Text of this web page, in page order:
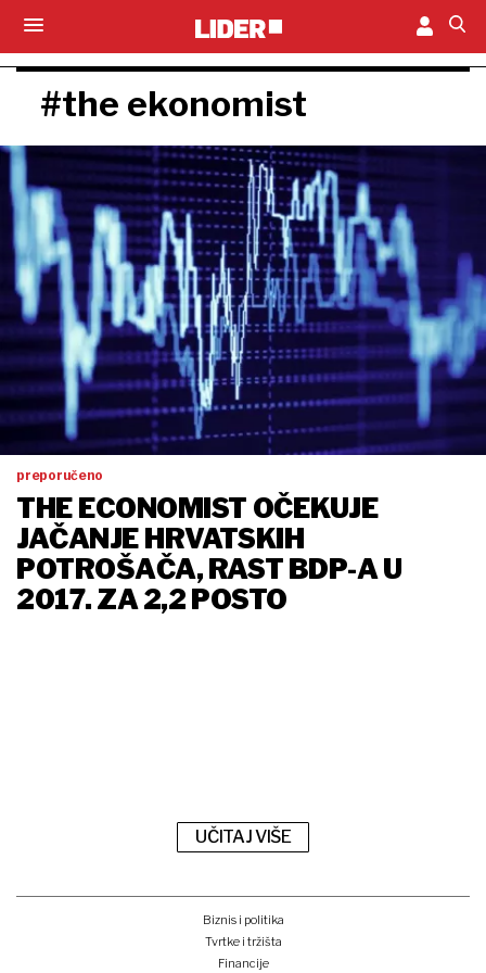
#the ekonomist
preporučeno
THE ECONOMIST OČEKUJE
JAČANJE HRVATSKIH
POTROŠAČA, RAST BDP-A U
2017. ZA 2,2 POSTO
UČITAJ VIŠE
Biznis i politika
Tvrtke i tržišta
Financije